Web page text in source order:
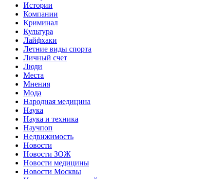
Истории
Компании
Криминал
Культура
Лайфхаки
Летние виды спорта
Личный счет
Люди
Места
Мнения
Мода
Народная медицина
Наука
Наука и техника
Научпоп
Недвижимость
Новости
Новости ЗОЖ
Новости медицины
Новости Москвы